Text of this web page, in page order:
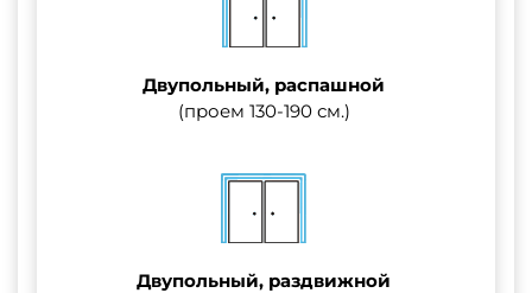
Двупольный, распашной
(проем 130-190 см.)
Двупольный, раздвижной